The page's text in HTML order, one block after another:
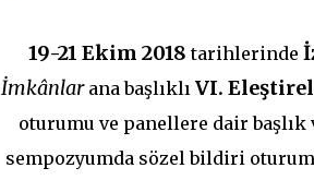
19-21 Ekim 2018 tarihlerinde
İmkânlarana başlıklı VI.
oturumu ve panellere dair
sempozyumda sözel bildiri